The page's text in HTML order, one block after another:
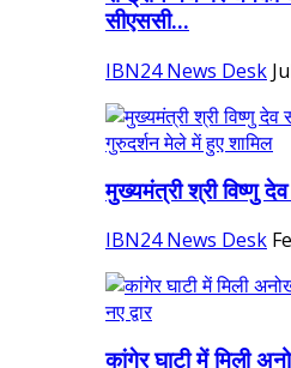
सीएससी...
IBN24 News Desk
मुख्यमंत्री श्री विष्णु
IBN24 News Desk
कांगेर घाटी में मिली